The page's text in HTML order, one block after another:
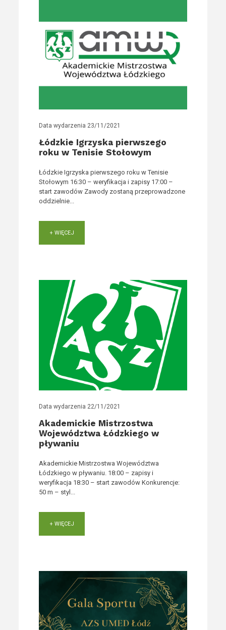
Data wydarzenia 23/11/2021
Łódzkie Igrzyska pierwszego
roku w Tenisie Stołowym
Łódzkie Igrzyska pierwszego roku w Tenisie
Stołowym 16:30 – weryfikacja i zapisy 17:00 –
start zawodów Zawody zostaną przeprowadzone
oddzielnie...
+ WIĘCEJ
Data wydarzenia 22/11/2021
Akademickie Mistrzostwa
Województwa Łódzkiego w
pływaniu
Akademickie Mistrzostwa Województwa
Łódzkiego w pływaniu. 18:00 – zapisy i
weryfikacja 18:30 – start zawodów Konkurencje:
50 m – styl...
+ WIĘCEJ